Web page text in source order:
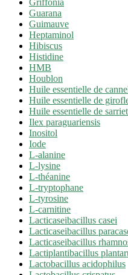
Griffonia
Guarana
Guimauve
Heptaminol
Hibiscus
Histidine
HMB
Houblon
Huile essentielle de
Huile essentielle de
Huile essentielle de
Ilex paraguariensis
Inositol
Iode
L-alanine
L-lysine
L-théanine
L-tryptophane
L-tyrosine
L-carnitine
Lacticaseibacillus casei
Lacticaseibacillus
Lacticaseibacillus
Lactiplantibacillus
Lactobacillus acidophilus